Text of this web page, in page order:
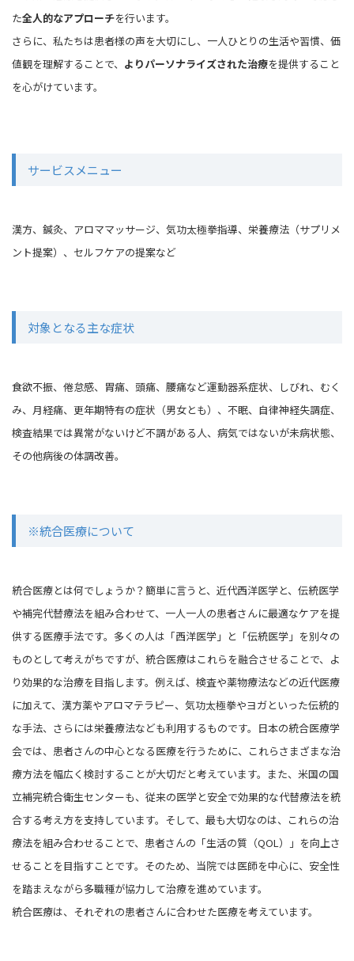
た全人的なアプローチを行います。
さらに、私たちは患者様の声を大切にし、一人ひとりの生活や習慣、価
値観を理解することで、 よりパーソナライズされた治療を提供すること
を心がけています。
サービスメニュー
漢方、鍼灸、アロママッサージ、気功太極拳指導、栄養療法（サプリメ
ント提案）、セルフケアの提案など
対象となる主な症状
食欲不振、倦怠感、胃痛、頭痛、腰痛など運動器系症状、しびれ、むく
み、月経痛、更年期特有の症状（男女とも）、不眠、自律神経失調症、
検査結果では異常がないけど不調がある人、病気ではないが未病状態、
その他病後の体調改善。
※統合医療について
統合医療とは何でしょうか？簡単に言うと、近代西洋医学と、伝統医学
や補完代替療法を組み合わせて、一人一人の患者さんに最適なケアを提
供する医療手法です。多くの人は「西洋医学」と「伝統医学」を別々の
ものとして考えがちですが、統合医療はこれらを融合させることで、よ
り効果的な治療を目指します。例えば、検査や薬物療法などの近代医療
に加えて、漢方薬やアロマテラピー、気功太極拳やヨガといった伝統的
な手法、さらには栄養療法なども利用するものです。日本の統合医療学
会では、患者さんの中心となる医療を行うために、これらさまざまな治
療方法を幅広く検討することが大切だと考えています。また、米国の国
立補完統合衛生センターも、従来の医学と安全で効果的な代替療法を統
合する考え方を支持しています。そして、最も大切なのは、これらの治
療法を組み合わせることで、患者さんの「生活の質（QOL）」を向上さ
せることを目指すことです。そのため、当院では医師を中心に、安全性
を踏まえながら多職種が協力して治療を進めています。
統合医療は、それぞれの患者さんに合わせた医療を考えています。